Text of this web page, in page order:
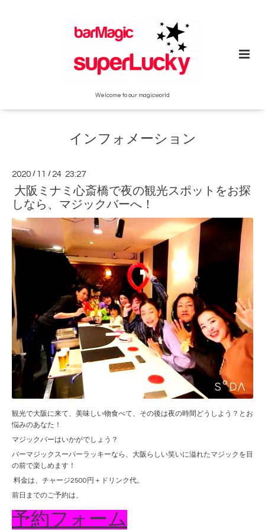
Welcome to our magicworld
インフォメーション
2020 / 11 / 24 23:27
大阪ミナミ心斎橋で夜の観光スポットをお探
しなら、マジックバーへ！
観光で大阪に来て、美味しい物食べて、その後は夜の時間どうしよう？とお
悩みのあなた！
マジックバーはいかがでしょう？
バーマジックスーパーラッキーなら、大阪らしい笑いに溢れたマジックを目
の前で楽しめます！
料金は、チャージ2500円＋ドリンク代。
前日までのご予約は、
予約フォーム